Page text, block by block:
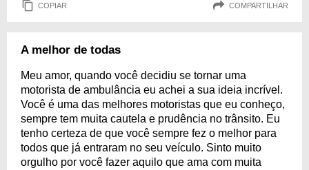
COPIAR COMPARTILHAR
A melhor de todas
Meu amor, quando você decidiu se tornar uma
motorista de ambulância eu achei a sua ideia incrível.
Você é uma das melhores motoristas que eu conheço,
sempre tem muita cautela e prudência no trânsito. Eu
tenho certeza de que você sempre fez o melhor para
todos que já entraram no seu veículo. Sinto muito
orgulho por você fazer aquilo que ama com muita